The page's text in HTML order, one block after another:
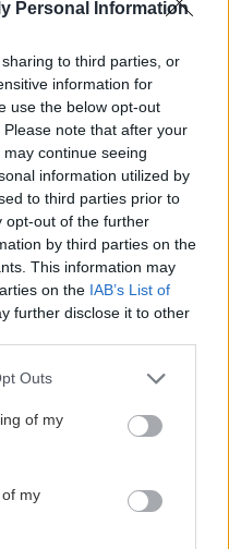
Personal Information
to third parties, or
information for
use the below opt-out
note that after your
continue seeing
information utilized by
to third parties prior to
opt-out of the further
by third parties on the
This information may
on the IAB’s List of
further disclose it to other
Outs
of my
my
στον
οι
στον
αποφάσισε το
εκλογές στη